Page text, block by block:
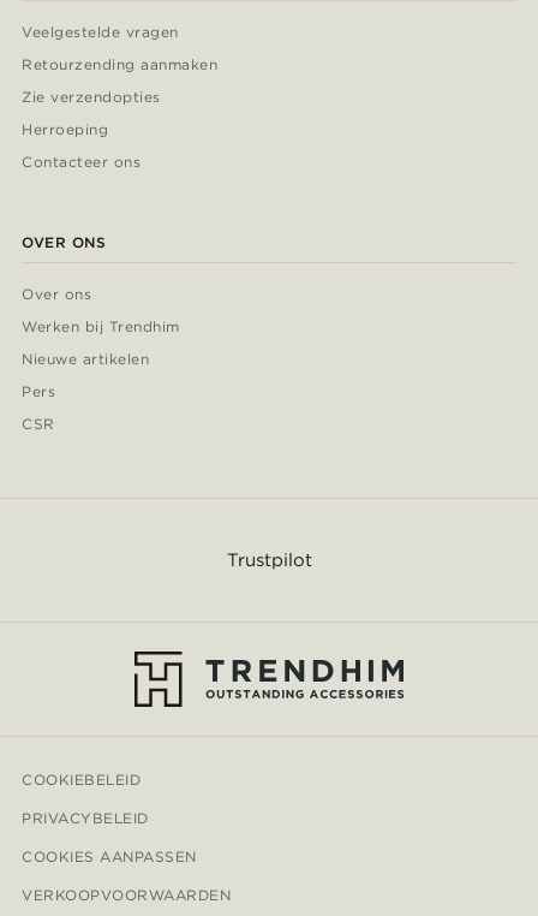
Veelgestelde vragen
Retourzending aanmaken
Zie verzendopties
Herroeping
Contacteer ons
OVER ONS
Over ons
Werken bij Trendhim
Nieuwe artikelen
Pers
CSR
Trustpilot
COOKIEBELEID
PRIVACYBELEID
COOKIES AANPASSEN
VERKOOPVOORWAARDEN